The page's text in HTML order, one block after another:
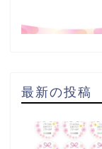
最新の投稿